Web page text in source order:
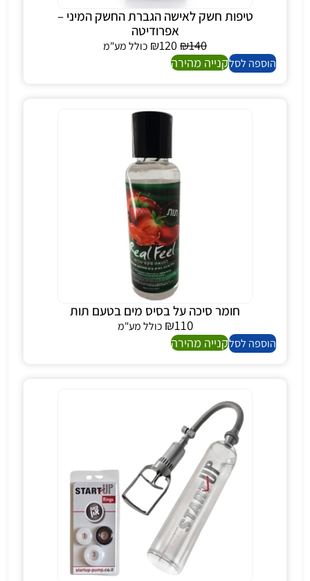
טיפות חשק לאישה הגברת החשק המיני –
אפרודיטה
₪140
₪120
כולל מע"מ
הוספה לסלקנייה מהירה
חומר סיכה על בסיס מים בטעם תות
₪110
כולל מע"מ
הוספה לסלקנייה מהירה